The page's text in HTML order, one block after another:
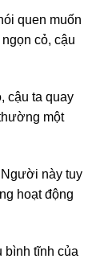
quen muốn
cỏ, cậu
cậu ta quay
một
này tuy
hoạt động
bình tĩnh của